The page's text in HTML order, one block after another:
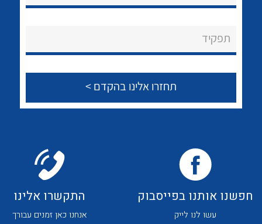
נקודות מכירה
הצוות שלנו
שאלות ותשובות
לכל מוצרי היצרן לכל מוצרי היצרן
תפקיד
חפשנו אותנו בפייסבוק
עשו לנו לייק
התקשרו אלינו
אנחנו כאן זמנים עבורך